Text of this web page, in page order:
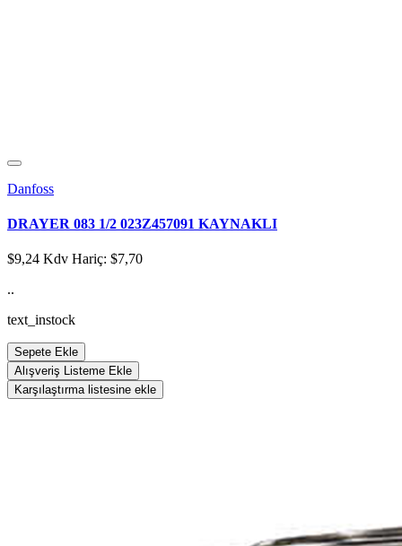
Danfoss
DRAYER 083 1/2 023Z457091 KAYNAKLI
$9,24 Kdv Hariç: $7,70
..
text_instock
Sepete Ekle
Alışveriş Listeme Ekle
Karşılaştırma listesine ekle